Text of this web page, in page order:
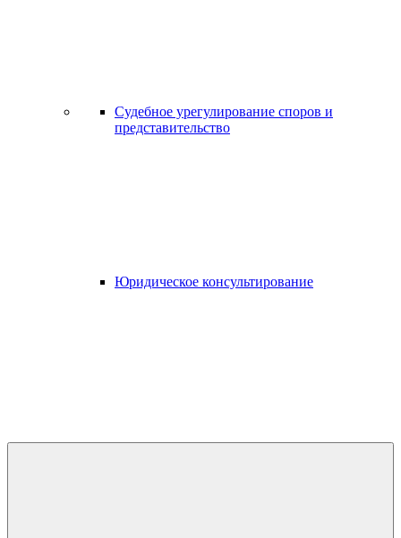
Судебное урегулирование споров и
представительство
Юридическое консультирование